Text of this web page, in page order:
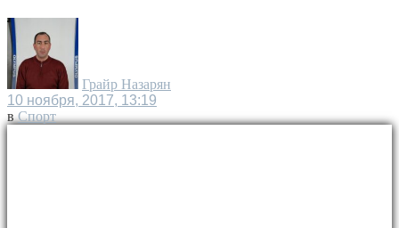
Грайр Назарян
10 ноября, 2017, 13:19
в Спорт